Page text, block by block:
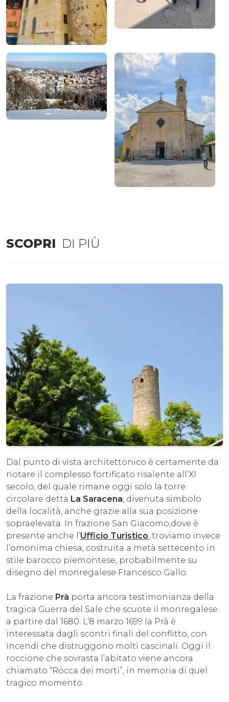
SCOPRI DI PIÙ
Dal punto di vista architettonico è certamente da
notare il complesso fortificato risalente all’XI
secolo, del quale rimane oggi solo la torre
circolare detta La Saracena , divenuta simbolo
della località, anche grazie alla sua posizione
sopraelevata. In frazione San Giacomo,dove è
presente anche l’Ufficio Turistico , troviamo invece
l’omonima chiesa, costruita a metà settecento in
stile barocco piemontese, probabilmente su
disegno del monregalese Francesco Gallo.
La frazione Prà porta ancora testimonianza della
tragica Guerra del Sale che scuote il monregalese
a partire dal 1680. L’8 marzo 1699 la Prà è
interessata dagli scontri finali del conflitto, con
incendi che distruggono molti cascinali. Oggi il
roccione che sovrasta l’abitato viene ancora
chiamato “Rocca dei morti”, in memoria di quel
tragico momento.